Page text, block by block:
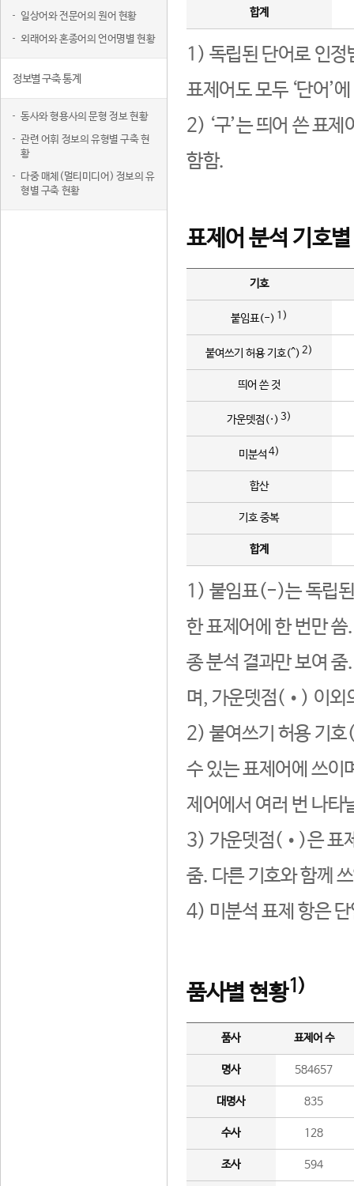
일상어와 전문어의 원어 현황
외래어와 혼종어의 언어명별 현황
정보별 구축 통계
동사와 형용사의 문형 정보 현황
관련 어휘 정보의 유형별 구축 현
황
다중 매체(멀티미디어) 정보의 유
형별 구축 현황
합계
1) 독립된 단어로 인정
표제어도 모두 ‘단어’
2) ‘구’는 띄어 쓴 표
함함.
표제어 분석 기호
기호
붙임표(-) 1)
붙여쓰기 허용 기호(^) 2)
띄어 쓴 것
가운뎃점(·) 3)
미분석 4)
합산
기호 중복
합계
1) 붙임표(-)는 독립된
한 표제어에 한 번만
종 분석 결과만 보여
며, 가운뎃점(•) 이외
2) 붙여쓰기 허용 기호
수 있는 표제어에 쓰이
제어에서 여러 번 나타
3) 가운뎃점(•)은 표
줌. 다른 기호와 함께
4) 미분석 표제 항은
품사별 현황1)
품사 표제어 수
명사 584657
대명사 835
수사 128
조사 594